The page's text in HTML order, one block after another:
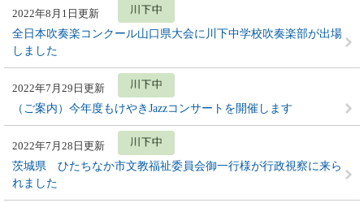
2022年8月1日更新
全日本吹奏楽コンクール山口県大会に川下中学校吹奏楽部が出場
しました
2022年7月29日更新
（ご案内）今年度もけやきJazzコンサートを開催します
2022年7月28日更新
茨城県 ひたちなか市文教福祉委員会御一行様が行政視察に来ら
れました